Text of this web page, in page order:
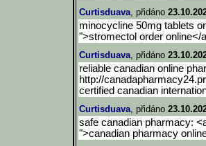
Curtisduava, přidáno
minocycline 50mg tablets
">stromectol order
Curtisduava, přidáno
reliable canadian online
http://
certified canadian
Curtisduava, přidáno
safe canadian pharmacy:
">canadian pharmacy